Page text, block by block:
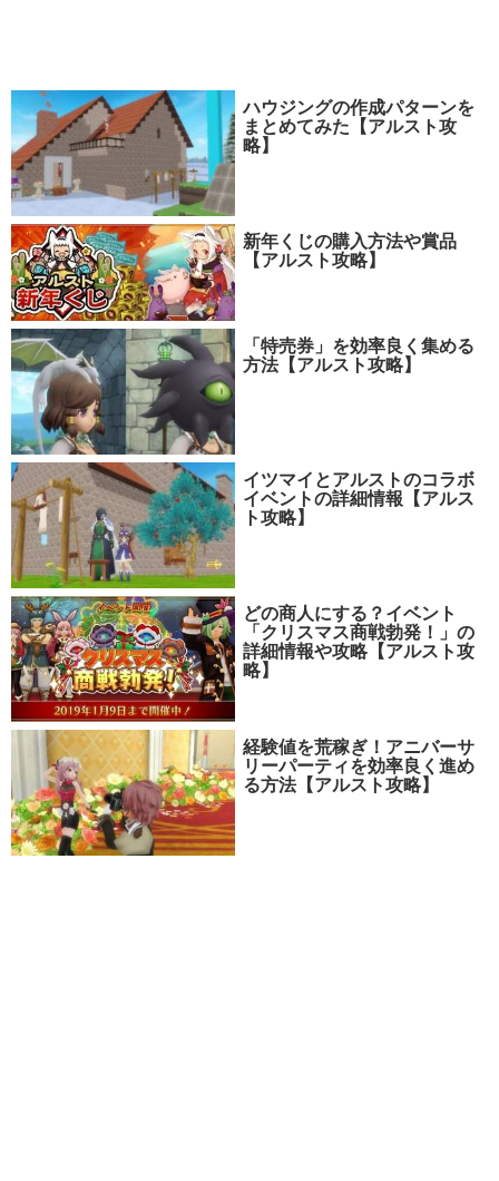
ハウジングの作成パターンを
まとめてみた【アルスト攻
略】
新年くじの購入方法や賞品
【アルスト攻略】
「特売券」を効率良く集める
方法【アルスト攻略】
イツマイとアルストのコラボ
イベントの詳細情報【アルス
ト攻略】
どの商人にする？イベント
「クリスマス商戦勃発！」の
詳細情報や攻略【アルスト攻
略】
経験値を荒稼ぎ！アニバーサ
リーパーティを効率良く進め
る方法【アルスト攻略】